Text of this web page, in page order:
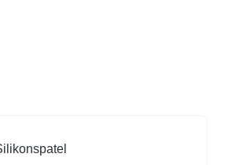
überspringen